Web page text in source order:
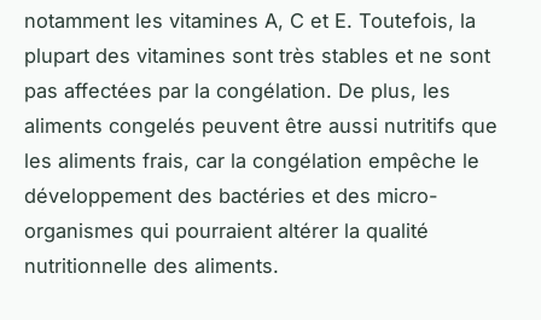
notamment les vitamines A, C et E. Toutefois, la
plupart des vitamines sont très stables et ne sont
pas affectées par la congélation. De plus, les
aliments congelés peuvent être aussi nutritifs que
les aliments frais, car la congélation empêche le
développement des bactéries et des micro-
organismes qui pourraient altérer la qualité
nutritionnelle des aliments.